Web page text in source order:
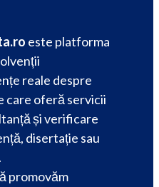
este platforma
reale despre
care oferă servicii
și verificare
disertație sau
promovăm